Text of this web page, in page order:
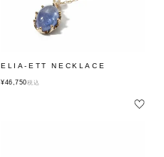
ELIA-ETT NECKLACE
¥46,750税込